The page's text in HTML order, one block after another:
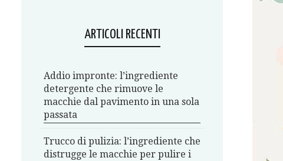
ARTICOLI RECENTI
Addio impronte: l’ingrediente
detergente che rimuove le
macchie dal pavimento in una sola
passata
Trucco di pulizia: l’ingrediente che
distrugge le macchie per pulire i